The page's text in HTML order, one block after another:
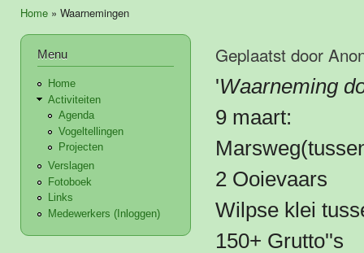
Home » Waarnemingen
Menu
Home
Activiteiten
Agenda
Vogeltellingen
Projecten
Verslagen
Fotoboek
Links
Medewerkers (Inloggen)
Geplaatst door
'Waarneming
9 maart:
2 Ooievaars
Wilpse klei
150+ Grutto''s